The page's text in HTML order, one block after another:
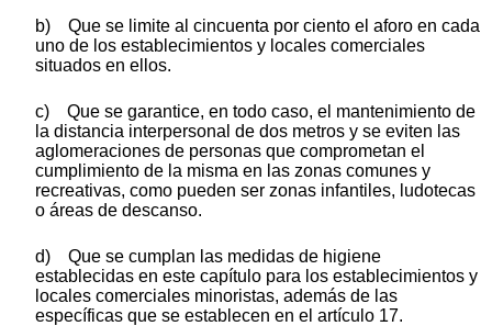
b) Que se limite al cincuenta por ciento el aforo en cada
uno de los establecimientos y locales comerciales
situados en ellos.
c) Que se garantice, en todo caso, el mantenimiento de
la distancia interpersonal de dos metros y se eviten las
aglomeraciones de personas que comprometan el
cumplimiento de la misma en las zonas comunes y
recreativas, como pueden ser zonas infantiles, ludotecas
o áreas de descanso.
d) Que se cumplan las medidas de higiene
establecidas en este capítulo para los establecimientos y
locales comerciales minoristas, además de las
específicas que se establecen en el artículo 17.